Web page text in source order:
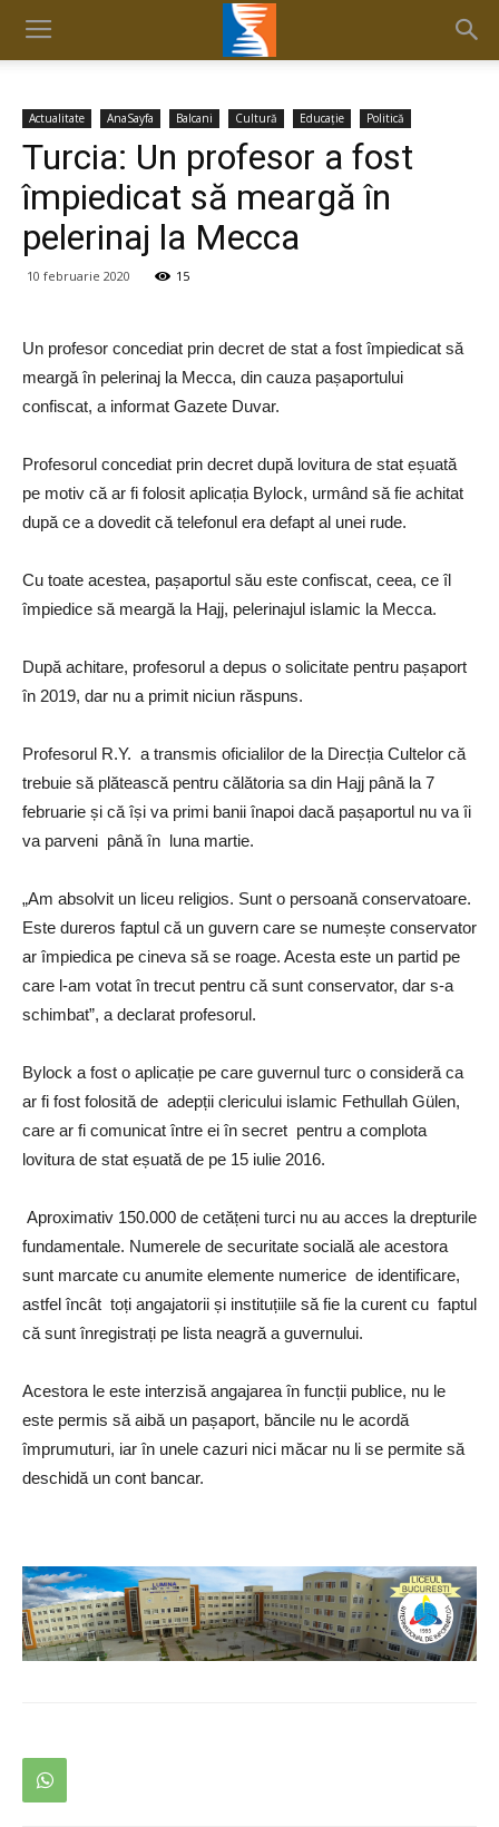
Actualitate AnaSayfa Balcani Cultură Educaţie Politică
Turcia: Un profesor a fost
împiedicat să meargă în
pelerinaj la Mecca
10 februarie 2020 15
Un profesor concediat prin decret de stat a fost împiedicat să
meargă în pelerinaj la Mecca, din cauza pașaportului
confiscat, a informat Gazete Duvar.
Profesorul concediat prin decret după lovitura de stat eșuată
pe motiv că ar fi folosit aplicația Bylock, urmând să fie achitat
după ce a dovedit că telefonul era defapt al unei rude.
Cu toate acestea, pașaportul său este confiscat, ceea, ce îl
împiedice să meargă la Hajj, pelerinajul islamic la Mecca.
După achitare, profesorul a depus o solicitate pentru pașaport
în 2019, dar nu a primit niciun răspuns.
Profesorul R.Y. a transmis oficialilor de la Direcția Cultelor că
trebuie să plătească pentru călătoria sa din Hajj până la 7
februarie și că își va primi banii înapoi dacă pașaportul nu va îi
va parveni până în luna martie.
„Am absolvit un liceu religios. Sunt o persoană conservatoare.
Este dureros faptul că un guvern care se numește conservator
ar împiedica pe cineva să se roage. Acesta este un partid pe
care l-am votat în trecut pentru că sunt conservator, dar s-a
schimbat”, a declarat profesorul.
Bylock a fost o aplicație pe care guvernul turc o consideră ca
ar fi fost folosită de adepții clericului islamic Fethullah Gülen,
care ar fi comunicat între ei în secret pentru a complota
lovitura de stat eșuată de pe 15 iulie 2016.
Aproximativ 150.000 de cetățeni turci nu au acces la drepturile
fundamentale. Numerele de securitate socială ale acestora
sunt marcate cu anumite elemente numerice de identificare,
astfel încât toți angajatorii și instituțiile să fie la curent cu faptul
că sunt înregistrați pe lista neagră a guvernului.
Acestora le este interzisă angajarea în funcții publice, nu le
este permis să aibă un pașaport, băncile nu le acordă
împrumuturi, iar în unele cazuri nici măcar nu li se permite să
deschidă un cont bancar.